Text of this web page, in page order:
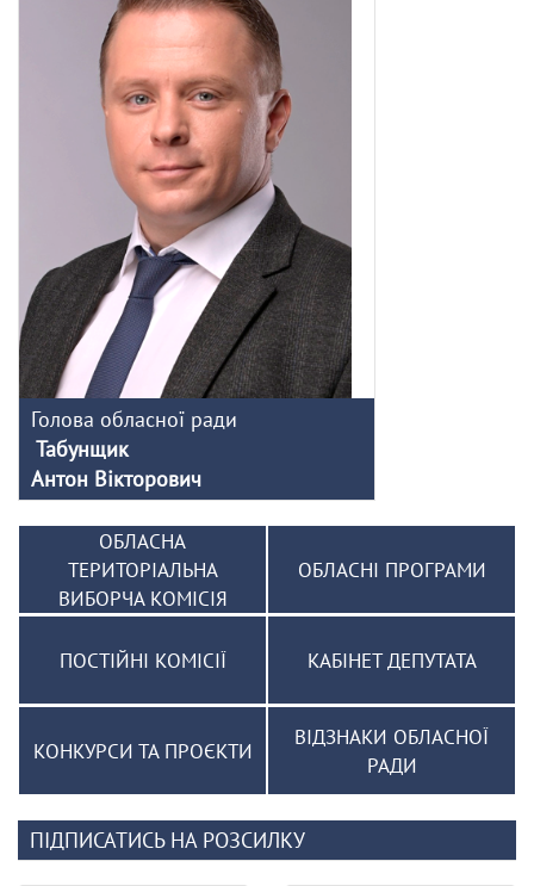
Голова обласної ради
Табунщик
Антон Вікторович
ОБЛАСНА
ТЕРИТОРІАЛЬНА
ВИБОРЧА КОМІСІЯ
ОБЛАСНІ ПРОГРАМИ
ПОСТІЙНІ КОМІСІЇ КАБІНЕТ ДЕПУТАТА
КОНКУРСИ ТА ПРОЄКТИ
ВІДЗНАКИ ОБЛАСНОЇ
РАДИ
ПІДПИСАТИСЬ НА РОЗСИЛКУ